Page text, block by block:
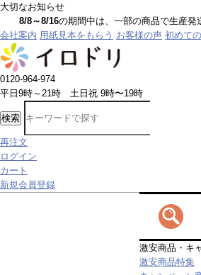
大切なお知らせ
8/8～8/16の期間中は、一部の商品で生産発送の
会社案内 用紙見本をもらう お客様の声 初めて
0120-964-974
平日9時～21時 土日祝 9時〜19時
検索
再注文
ログイン
カート
新規会員登録
激安商品・キ
激安商品特集